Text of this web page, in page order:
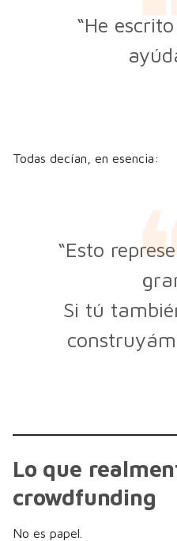
“He
Todas decían, en esencia:
“Esto
Si tú
Lo que
crowdfunding
No es papel.